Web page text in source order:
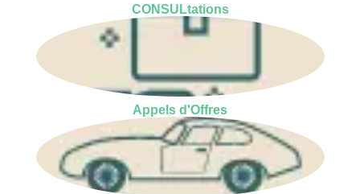
CONSULtations
Appels d'Offres